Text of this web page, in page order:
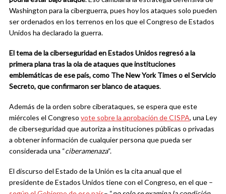
Washington para la ciberguerra, pues hoy los ataques solo pueden
ser ordenados en los terrenos en los que el Congreso de Estados
Unidos ha declarado la guerra.
El tema de la ciberseguridad en Estados Unidos regresó a la
primera plana tras la ola de ataques que instituciones
emblemáticas de ese país, como The New York Times o el Servicio
Secreto, que confirmaron ser blanco de ataques.
Además de la orden sobre ciberataques, se espera que este
miércoles el Congreso vote sobre la aprobación de CISPA, una Ley
de ciberseguridad que autoriza a instituciones públicas o privadas
a obtener información de cualquier persona que pueda ser
considerada una “ciberamenaza“.
El discurso del Estado de la Unión es la cita anual que el
presidente de Estados Unidos tiene con el Congreso, en el que –